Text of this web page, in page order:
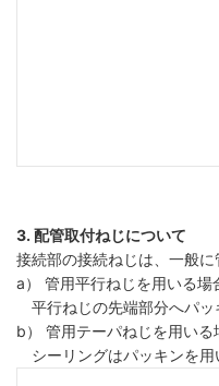
3. 配管取付ねじについて
接続部の接続ねじは、一般
a） 管用平行ねじを用いる場
平行ねじの先端部分へパッ
b） 管用テーパねじを用いる
シーリングはパッキンを用